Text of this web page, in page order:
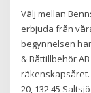
Välj mellan
erbjuda från
begynnelsen
& Båttillbehör
20, 132 45